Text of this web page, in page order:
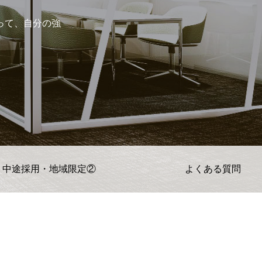
て、自分の強
中途採用・地域限定② よくある質問